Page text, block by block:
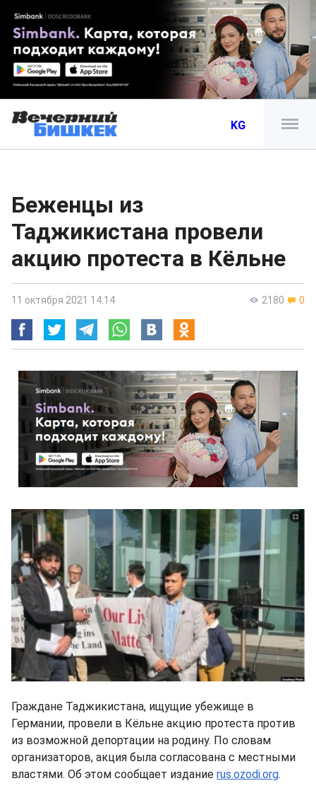
KG
Беженцы из
Таджикистана провели
акцию протеста в Кёльне
2180 0
11 октября 2021 14:14
Граждане Таджикистана, ищущие убежище в
Германии, провели в Кёльне акцию протеста против
из возможной депортации на родину. По словам
организаторов, акция была согласована с местными
властями. Об этом сообщает издание rus.ozodi.org.